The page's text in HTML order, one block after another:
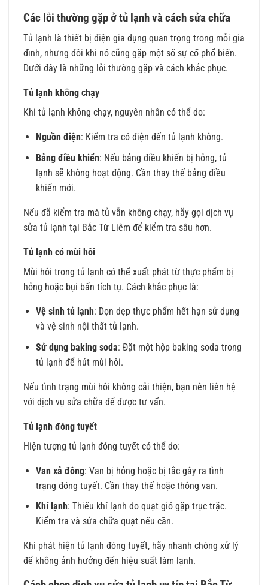
Các lỗi thường gặp ở tủ lạnh và cách sửa chữa
Tủ lạnh là thiết bị điện gia dụng quan trọng trong mỗi gia
đình, nhưng đôi khi nó cũng gặp một số sự cố phổ biến.
Dưới đây là những lỗi thường gặp và cách khắc phục.
Tủ lạnh không chạy
Khi tủ lạnh không chạy, nguyên nhân có thể do:
Nguồn điện: Kiểm tra có điện đến tủ lạnh không.
Bảng điều khiển: Nếu bảng điều khiển bị hỏng, tủ
lạnh sẽ không hoạt động. Cần thay thế bảng điều
khiển mới.
Nếu đã kiểm tra mà tủ vẫn không chạy, hãy gọi dịch vụ
sửa tủ lạnh tại Bắc Từ Liêm để kiểm tra sâu hơn.
Tủ lạnh có mùi hôi
Mùi hôi trong tủ lạnh có thể xuất phát từ thực phẩm bị
hỏng hoặc bụi bẩn tích tụ. Cách khắc phục là:
Vệ sinh tủ lạnh: Dọn dẹp thực phẩm hết hạn sử dụng
và vệ sinh nội thất tủ lạnh.
Sử dụng baking soda: Đặt một hộp baking soda trong
tủ lạnh để hút mùi hôi.
Nếu tình trạng mùi hôi không cải thiện, bạn nên liên hệ
với dịch vụ sửa chữa để được tư vấn.
Tủ lạnh đóng tuyết
Hiện tượng tủ lạnh đóng tuyết có thể do:
Van xả đông: Van bị hỏng hoặc bị tắc gây ra tình
trạng đóng tuyết. Cần thay thế hoặc thông van.
Khí lạnh: Thiếu khí lạnh do quạt gió gặp trục trặc.
Kiểm tra và sửa chữa quạt nếu cần.
Khi phát hiện tủ lạnh đóng tuyết, hãy nhanh chóng xử lý
để không ảnh hưởng đến hiệu suất làm lạnh.